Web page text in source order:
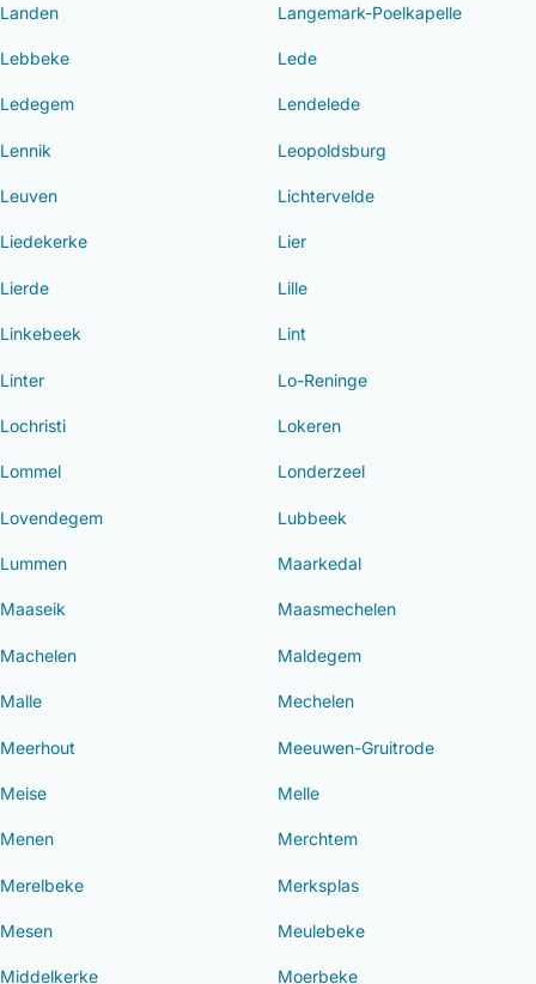
Landen Langemark-Poelkapelle
Lebbeke Lede
Ledegem Lendelede
Lennik Leopoldsburg
Leuven Lichtervelde
Liedekerke Lier
Lierde Lille
Linkebeek Lint
Linter Lo-Reninge
Lochristi Lokeren
Lommel Londerzeel
Lovendegem Lubbeek
Lummen Maarkedal
Maaseik Maasmechelen
Machelen Maldegem
Malle Mechelen
Meerhout Meeuwen-Gruitrode
Meise Melle
Menen Merchtem
Merelbeke Merksplas
Mesen Meulebeke
Middelkerke Moerbeke